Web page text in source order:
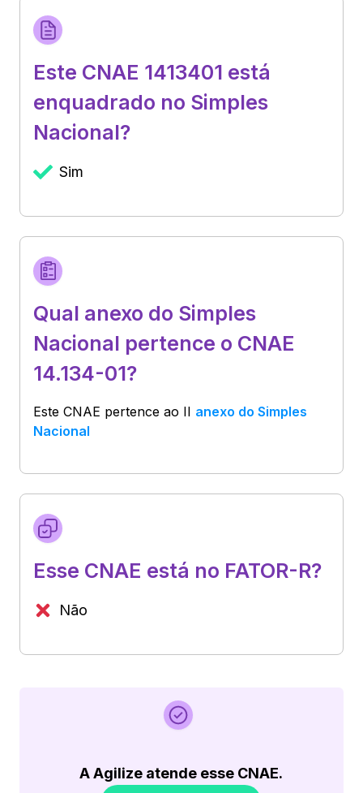
Este CNAE 1413401 está
enquadrado no Simples
Nacional?
Sim
Qual anexo do Simples
Nacional pertence o CNAE
14.134-01?
Este CNAE pertence ao II anexo do Simples
Nacional
Esse CNAE está no FATOR-R?
Não
A Agilize atende esse CNAE.